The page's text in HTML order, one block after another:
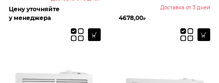
Цену уточняйте
у менеджера
Доставка от 3 дней
4678,00₽